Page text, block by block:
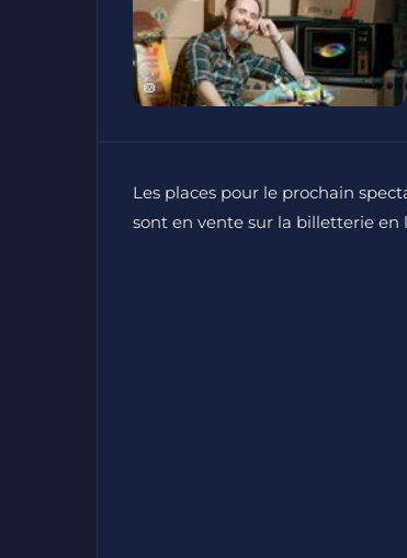
Les places pour le prochain
sont en vente sur la billetterie en